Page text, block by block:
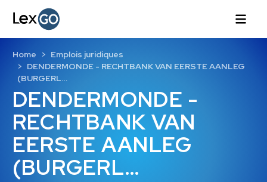
DENDERMONDE -
RECHTBANK VAN
EERSTE AANLEG
(BURGERL…
Home
Emplois juridiques
DENDERMONDE - RECHTBANK VAN EERSTE AANLEG
(BURGERL…